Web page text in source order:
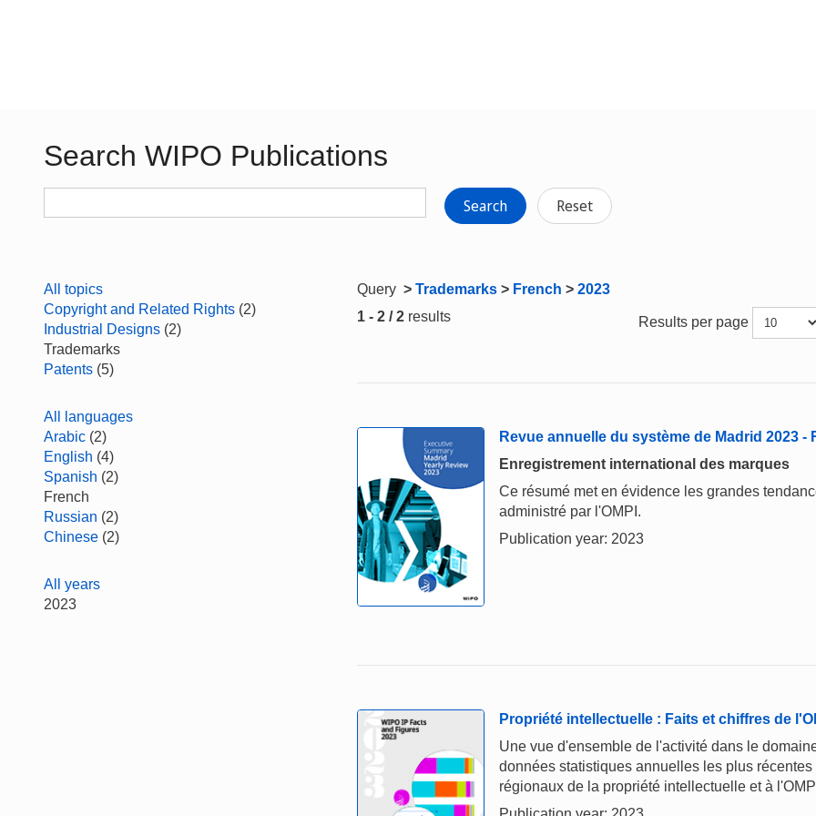
Search WIPO Publications
Search Reset
All topics
Copyright and Related Rights (2)
Industrial Designs (2)
Trademarks
Patents (5)
All languages
Arabic (2)
English (4)
Spanish (2)
French
Russian (2)
Chinese (2)
All years
2023
Query > Trademarks > French > 2023
1 - 2 / 2 results Results per page
Revue annuelle du système de Madrid 2023 -
Enregistrement international des marques
Ce résumé met en évidence les grandes
administré par l'OMPI.
Publication year: 2023
Propriété intellectuelle : Faits et chiffres de
Une vue d'ensemble de l'activité dans le
données statistiques annuelles les plus
régionaux de la propriété intellectuelle et à